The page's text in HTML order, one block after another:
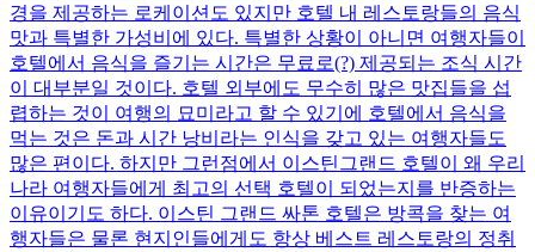
경을 제공하는 로케이션도 있지만 호텔 내 레스토랑들의 음식
맛과 특별한 가성비에 있다. 특별한 상황이 아니면 여행자들이
호텔에서 음식을 즐기는 시간은 무료로(?) 제공되는 조식 시간
이 대부분일 것이다. 호텔 외부에도 무수히 많은 맛집들을 섭
렵하는 것이 여행의 묘미라고 할 수 있기에 호텔에서 음식을
먹는 것은 돈과 시간 낭비라는 인식을 갖고 있는 여행자들도
많은 편이다. 하지만 그런점에서 이스틴그랜드 호텔이 왜 우리
나라 여행자들에게 최고의 선택 호텔이 되었는지를 반증하는
이유이기도 하다. 이스틴 그랜드 싸톤 호텔은 방콕을 찾는 여
행자들은 물론 현지인들에게도 항상 베스트 레스토랑의 정취